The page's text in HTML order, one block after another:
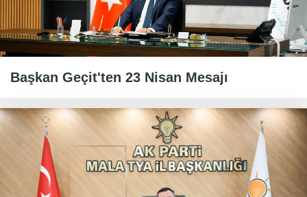
Başkan Geçit'ten 23 Nisan Mesajı